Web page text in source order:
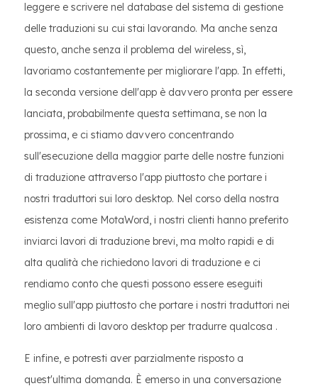
leggere e scrivere nel database del sistema di gestione
delle traduzioni su cui stai lavorando. Ma anche senza
questo, anche senza il problema del wireless, sì,
lavoriamo costantemente per migliorare l'app. In effetti,
la seconda versione dell'app è davvero pronta per essere
lanciata, probabilmente questa settimana, se non la
prossima, e ci stiamo davvero concentrando
sull'esecuzione della maggior parte delle nostre funzioni
di traduzione attraverso l'app piuttosto che portare i
nostri traduttori sui loro desktop. Nel corso della nostra
esistenza come MotaWord, i nostri clienti hanno preferito
inviarci lavori di traduzione brevi, ma molto rapidi e di
alta qualità che richiedono lavori di traduzione e ci
rendiamo conto che questi possono essere eseguiti
meglio sull'app piuttosto che portare i nostri traduttori nei
loro ambienti di lavoro desktop per tradurre qualcosa .
E infine, e potresti aver parzialmente risposto a
quest'ultima domanda. È emerso in una conversazione